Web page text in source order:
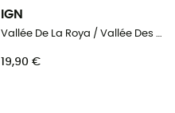
IGN
Vallée De La Roya / Vallée Des Merveilles / Pn Du Mercantour - Carte topographique
19,90 €